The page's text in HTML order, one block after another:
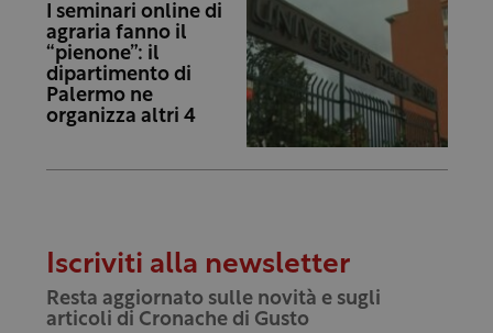
I seminari online di
agraria fanno il
“pienone”: il
dipartimento di
Palermo ne
organizza altri 4
Iscriviti alla newsletter
Resta aggiornato sulle novità e sugli
articoli di Cronache di Gusto